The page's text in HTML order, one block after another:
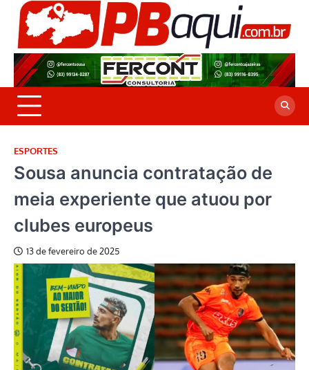
Skip
content
ESPORTES
Sousa anuncia contratação de
meia experiente que atuou por
clubes europeus
13 de fevereiro de 2025